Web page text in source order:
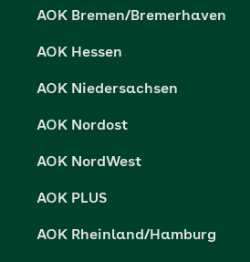
AOK Bremen/Bremerhaven
AOK Hessen
AOK Niedersachsen
AOK Nordost
AOK NordWest
AOK PLUS
AOK Rheinland/Hamburg